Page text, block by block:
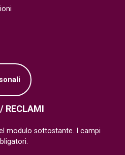
RECLAMI
modulo sottostante. I campi